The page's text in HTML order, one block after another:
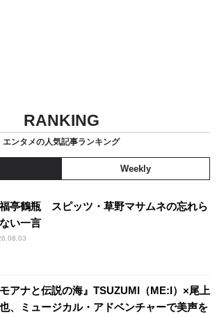
RANKING
エンタメの人気記事ランキング
Weekly
亭鶴瓶 スピッツ・草野マサムネの忘れら
い一言
モアナと伝説の海』TSUZUMI（ME:I）×尾上
、ミュージカル・アドベンチャーで美声を